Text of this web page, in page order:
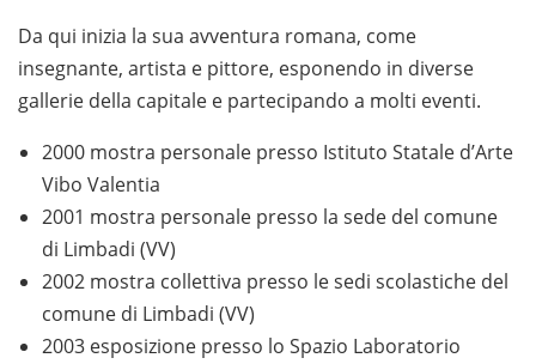
Da qui inizia la sua avventura romana, come
insegnante, artista e pittore, esponendo in diverse
gallerie della capitale e partecipando a molti eventi.
2000 mostra personale presso Istituto Statale d’Arte
Vibo Valentia
2001 mostra personale presso la sede del comune
di Limbadi (VV)
2002 mostra collettiva presso le sedi scolastiche del
comune di Limbadi (VV)
2003 esposizione presso lo Spazio Laboratorio